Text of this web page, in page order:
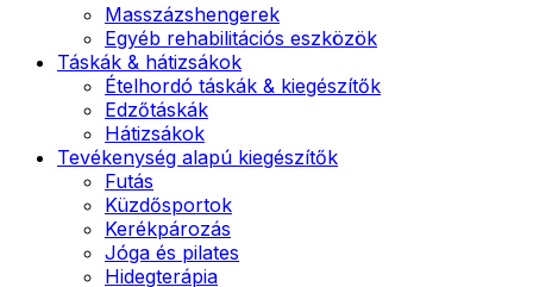
Masszázshengerek
Egyéb rehabilitációs eszközök
Táskák & hátizsákok
Ételhordó táskák & kiegészítők
Edzőtáskák
Hátizsákok
Tevékenység alapú kiegészítők
Futás
Küzdősportok
Kerékpározás
Jóga és pilates
Hidegterápia